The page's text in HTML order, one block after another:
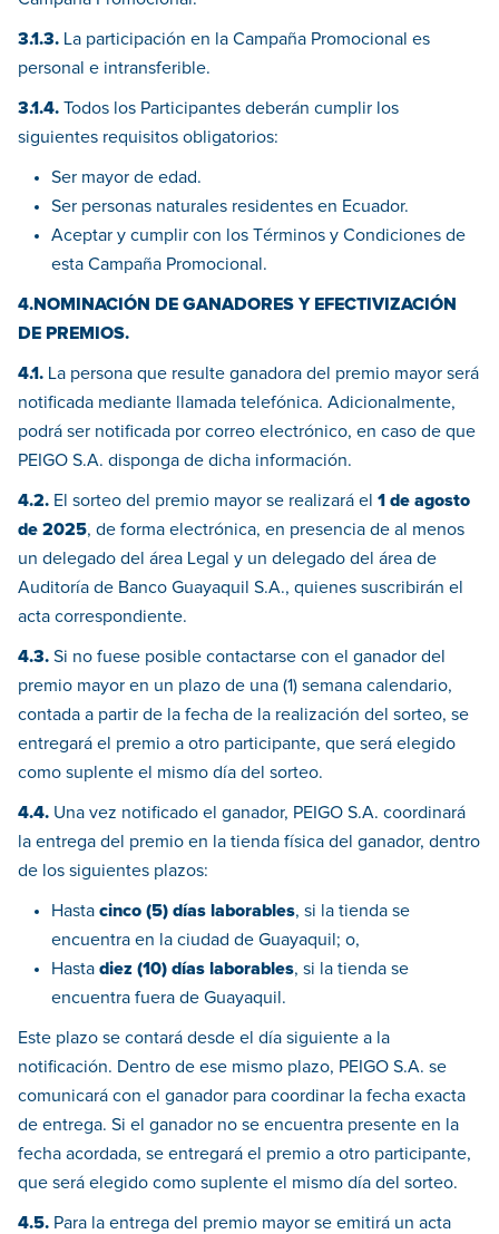
3.1.3. La participación en la Campaña Promocional es
personal e intransferible.
3.1.4. Todos los Participantes deberán cumplir los
siguientes requisitos obligatorios:
Ser mayor de edad.
Ser personas naturales residentes en Ecuador.
Aceptar y cumplir con los Términos y Condiciones de
esta Campaña Promocional.
4.NOMINACIÓN DE GANADORES Y EFECTIVIZACIÓN
DE PREMIOS.
4.1. La persona que resulte ganadora del premio mayor será
notificada mediante llamada telefónica. Adicionalmente,
podrá ser notificada por correo electrónico, en caso de que
PEIGO S.A. disponga de dicha información.
4.2. El sorteo del premio mayor se realizará el 1 de agosto
de 2025, de forma electrónica, en presencia de al menos
un delegado del área Legal y un delegado del área de
Auditoría de Banco Guayaquil S.A., quienes suscribirán el
acta correspondiente.
4.3. Si no fuese posible contactarse con el ganador del
premio mayor en un plazo de una (1) semana calendario,
contada a partir de la fecha de la realización del sorteo, se
entregará el premio a otro participante, que será elegido
como suplente el mismo día del sorteo.
4.4. Una vez notificado el ganador, PEIGO S.A. coordinará
la entrega del premio en la tienda física del ganador, dentro
de los siguientes plazos:
Hasta cinco (5) días laborables, si la tienda se
encuentra en la ciudad de Guayaquil; o,
Hasta diez (10) días laborables, si la tienda se
encuentra fuera de Guayaquil.
Este plazo se contará desde el día siguiente a la
notificación. Dentro de ese mismo plazo, PEIGO S.A. se
comunicará con el ganador para coordinar la fecha exacta
de entrega. Si el ganador no se encuentra presente en la
fecha acordada, se entregará el premio a otro participante,
que será elegido como suplente el mismo día del sorteo.
4.5. Para la entrega del premio mayor se emitirá un acta